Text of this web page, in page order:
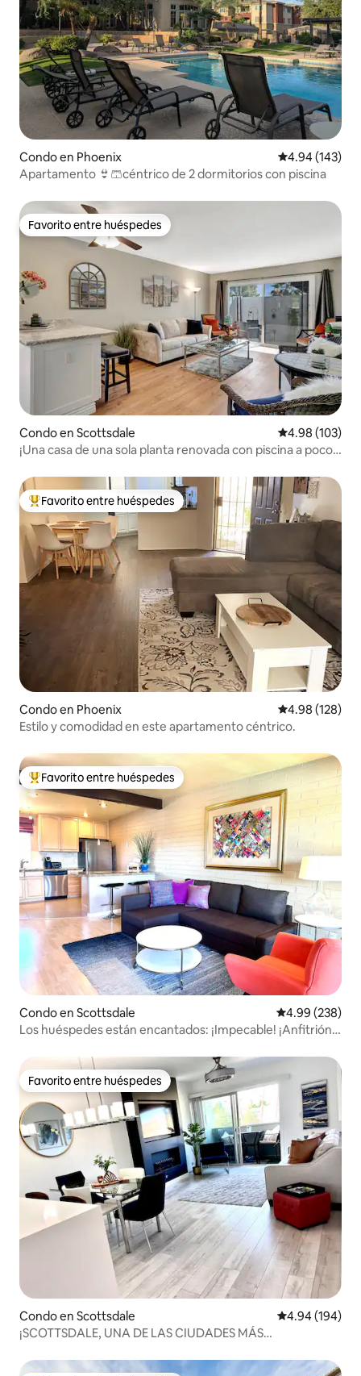
Condo en Phoenix Calificación
4.94 (143)
Apartamento 👙🩳céntrico de 2 dormitorios con piscina
Favorito entre huéspedes
Favorito entre huéspedes
Condo en Scottsdale Calificación
4.98 (103)
¡Una casa de una sola planta renovada con piscina a pocos
Favorito entre huéspedes preferido
Favorito entre huéspedes
Condo en Phoenix Calificación
4.98 (128)
Estilo y comodidad en este apartamento céntrico.
Favorito entre huéspedes preferido
Favorito entre huéspedes
Condo en Scottsdale Calificación
4.99 (238)
Los huéspedes están encantados: ¡Impecable! ¡Anfitrión
Favorito entre huéspedes
Favorito entre huéspedes
Condo en Scottsdale Calificación
4.94 (194)
¡SCOTTSDALE, UNA DE LAS CIUDADES MÁS